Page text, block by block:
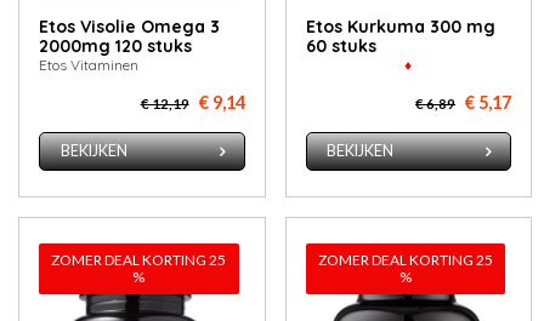
Etos Vi­so­lie Ome­ga 3
2000mg 120 stuks
Etos Vitaminen
€ 12,19 € 9,14
BEKIJKEN
Etos Kur­ku­ma 300 mg
60 stuks
♦
€ 6,89 € 5,17
BEKIJKEN
ZOMER DEAL KORTING 25
%
ZOMER DEAL KORTING 25
%